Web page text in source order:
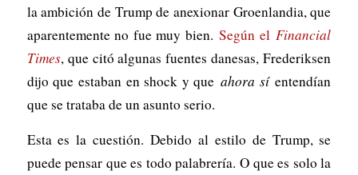
la ambición de Trump de anexionar Groenlandia, que
aparentemente no fue muy bien. Según elFinancial
Times, que citó algunas fuentes danesas, Frederiksen
dijo que estaban en shock y queahora síentendían
que se trataba de un asunto serio.
Esta es la cuestión. Debido al estilo de Trump, se
puede pensar que es todo palabrería. O que es solo la